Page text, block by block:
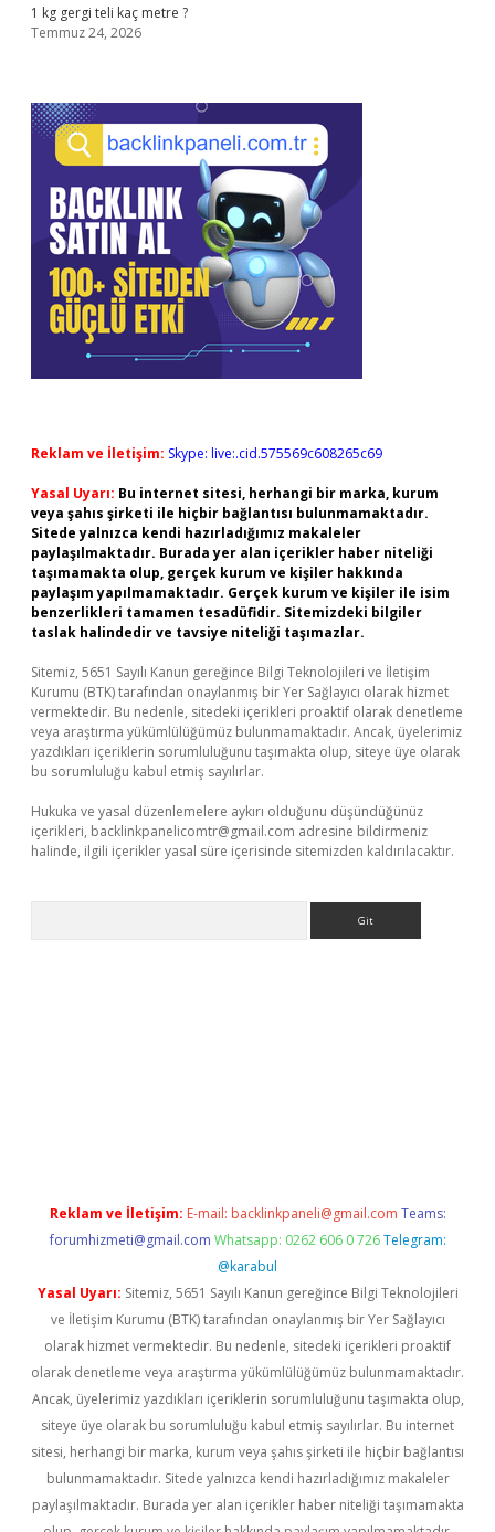
1 kg gergi teli kaç metre ?
Temmuz 24, 2026
Reklam ve İletişim: Skype: live:.cid.575569c608265c69
Yasal Uyarı: Bu internet sitesi, herhangi bir marka, kurum
veya şahıs şirketi ile hiçbir bağlantısı bulunmamaktadır.
Sitede yalnızca kendi hazırladığımız makaleler
paylaşılmaktadır. Burada yer alan içerikler haber niteliği
taşımamakta olup, gerçek kurum ve kişiler hakkında
paylaşım yapılmamaktadır. Gerçek kurum ve kişiler ile isim
benzerlikleri tamamen tesadüfidir. Sitemizdeki bilgiler
taslak halindedir ve tavsiye niteliği taşımazlar.
Sitemiz, 5651 Sayılı Kanun gereğince Bilgi Teknolojileri ve İletişim
Kurumu (BTK) tarafından onaylanmış bir Yer Sağlayıcı olarak hizmet
vermektedir. Bu nedenle, sitedeki içerikleri proaktif olarak denetleme
veya araştırma yükümlülüğümüz bulunmamaktadır. Ancak, üyelerimiz
yazdıkları içeriklerin sorumluluğunu taşımakta olup, siteye üye olarak
bu sorumluluğu kabul etmiş sayılırlar.
Hukuka ve yasal düzenlemelere aykırı olduğunu düşündüğünüz
içerikleri, backlinkpanelicomtr@gmail.com adresine bildirmeniz
halinde, ilgili içerikler yasal süre içerisinde sitemizden kaldırılacaktır.
Reklam ve İletişim: E-mail: backlinkpaneli@gmail.com Teams:
forumhizmeti@gmail.com Whatsapp: 0262 606 0 726 Telegram:
@karabul
Yasal Uyarı: Sitemiz, 5651 Sayılı Kanun gereğince Bilgi Teknolojileri
ve İletişim Kurumu (BTK) tarafından onaylanmış bir Yer Sağlayıcı
olarak hizmet vermektedir. Bu nedenle, sitedeki içerikleri proaktif
olarak denetleme veya araştırma yükümlülüğümüz bulunmamaktadır.
Ancak, üyelerimiz yazdıkları içeriklerin sorumluluğunu taşımakta olup,
siteye üye olarak bu sorumluluğu kabul etmiş sayılırlar. Bu internet
sitesi, herhangi bir marka, kurum veya şahıs şirketi ile hiçbir bağlantısı
bulunmamaktadır. Sitede yalnızca kendi hazırladığımız makaleler
paylaşılmaktadır. Burada yer alan içerikler haber niteliği taşımamakta